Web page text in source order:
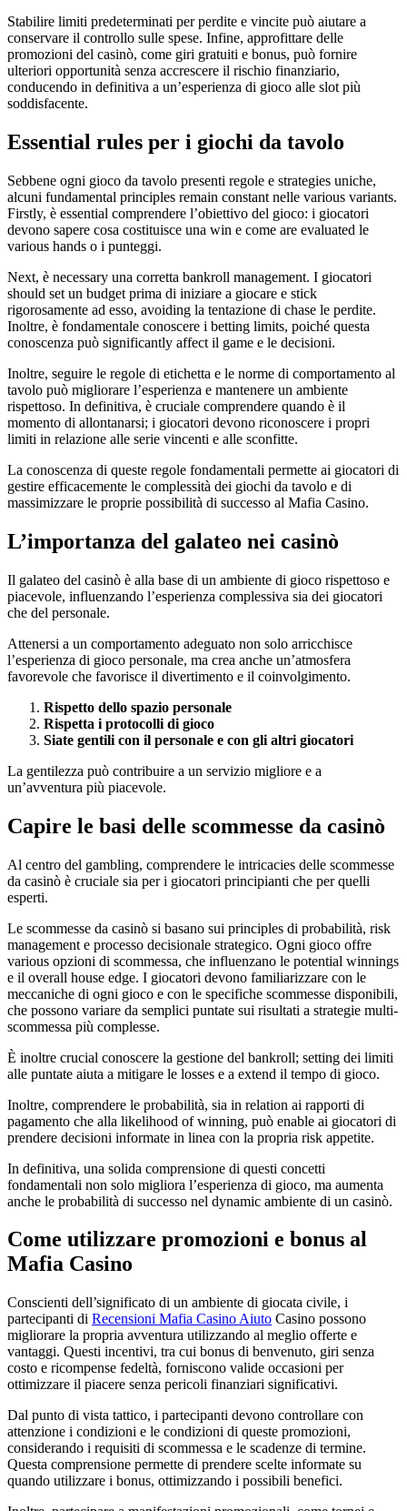
Stabilire limiti predeterminati per perdite e vincite può aiutare a
conservare il controllo sulle spese. Infine, approfittare delle
promozioni del casinò, come giri gratuiti e bonus, può fornire
ulteriori opportunità senza accrescere il rischio finanziario,
conducendo in definitiva a un’esperienza di gioco alle slot più
soddisfacente.
Essential rules per i giochi da tavolo
Sebbene ogni gioco da tavolo presenti regole e strategies uniche,
alcuni fundamental principles remain constant nelle various variants.
Firstly, è essential comprendere l’obiettivo del gioco: i giocatori
devono sapere cosa costituisce una win e come are evaluated le
various hands o i punteggi.
Next, è necessary una corretta bankroll management. I giocatori
should set un budget prima di iniziare a giocare e stick
rigorosamente ad esso, avoiding la tentazione di chase le perdite.
Inoltre, è fondamentale conoscere i betting limits, poiché questa
conoscenza può significantly affect il game e le decisioni.
Inoltre, seguire le regole di etichetta e le norme di comportamento al
tavolo può migliorare l’esperienza e mantenere un ambiente
rispettoso. In definitiva, è cruciale comprendere quando è il
momento di allontanarsi; i giocatori devono riconoscere i propri
limiti in relazione alle serie vincenti e alle sconfitte.
La conoscenza di queste regole fondamentali permette ai giocatori di
gestire efficacemente le complessità dei giochi da tavolo e di
massimizzare le proprie possibilità di successo al Mafia Casino.
L’importanza del galateo nei casinò
Il galateo del casinò è alla base di un ambiente di gioco rispettoso e
piacevole, influenzando l’esperienza complessiva sia dei giocatori
che del personale.
Attenersi a un comportamento adeguato non solo arricchisce
l’esperienza di gioco personale, ma crea anche un’atmosfera
favorevole che favorisce il divertimento e il coinvolgimento.
Rispetto dello spazio personale
Rispetta i protocolli di gioco
Siate gentili con il personale e con gli altri giocatori
La gentilezza può contribuire a un servizio migliore e a
un’avventura più piacevole.
Capire le basi delle scommesse da casinò
Al centro del gambling, comprendere le intricacies delle scommesse
da casinò è cruciale sia per i giocatori principianti che per quelli
esperti.
Le scommesse da casinò si basano sui principles di probabilità, risk
management e processo decisionale strategico. Ogni gioco offre
various opzioni di scommessa, che influenzano le potential winnings
e il overall house edge. I giocatori devono familiarizzare con le
meccaniche di ogni gioco e con le specifiche scommesse disponibili,
che possono variare da semplici puntate sui risultati a strategie multi-
scommessa più complesse.
È inoltre crucial conoscere la gestione del bankroll; setting dei limiti
alle puntate aiuta a mitigare le losses e a extend il tempo di gioco.
Inoltre, comprendere le probabilità, sia in relation ai rapporti di
pagamento che alla likelihood of winning, può enable ai giocatori di
prendere decisioni informate in linea con la propria risk appetite.
In definitiva, una solida comprensione di questi concetti
fondamentali non solo migliora l’esperienza di gioco, ma aumenta
anche le probabilità di successo nel dynamic ambiente di un casinò.
Come utilizzare promozioni e bonus al
Mafia Casino
Conscienti dell’significato di un ambiente di giocata civile, i
partecipanti di Recensioni Mafia Casino Aiuto Casino possono
migliorare la propria avventura utilizzando al meglio offerte e
vantaggi. Questi incentivi, tra cui bonus di benvenuto, giri senza
costo e ricompense fedeltà, forniscono valide occasioni per
ottimizzare il piacere senza pericoli finanziari significativi.
Dal punto di vista tattico, i partecipanti devono controllare con
attenzione i condizioni e le condizioni di queste promozioni,
considerando i requisiti di scommessa e le scadenze di termine.
Questa comprensione permette di prendere scelte informate su
quando utilizzare i bonus, ottimizzando i possibili benefici.